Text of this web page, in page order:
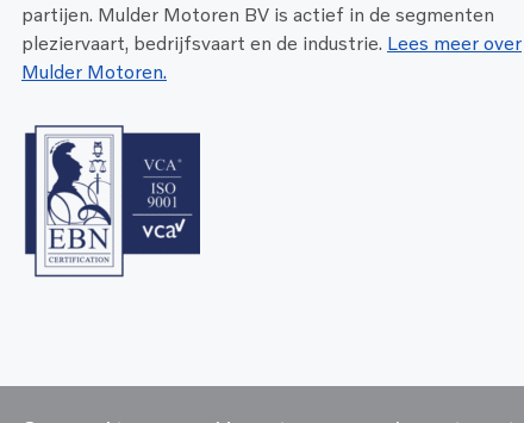
partijen. Mulder Motoren BV is actief in de segmenten
pleziervaart, bedrijfsvaart en de industrie. Lees meer over
Mulder Motoren.